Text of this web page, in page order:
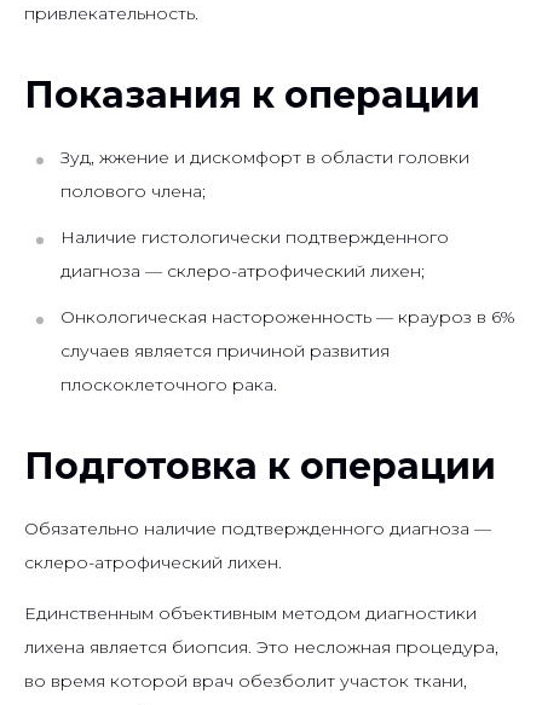
привлекательность.
Показания к операции
Зуд, жжение и дискомфорт в области головки
полового члена;
Наличие гистологически подтвержденного
диагноза — склеро-атрофический лихен;
Онкологическая настороженность — крауроз в 6%
случаев является причиной развития
плоскоклеточного рака.
Подготовка к операции
Обязательно наличие подтвержденного диагноза —
склеро-атрофический лихен.
Единственным объективным методом диагностики
лихена является биопсия. Это несложная процедура,
во время которой врач обезболит участок ткани,